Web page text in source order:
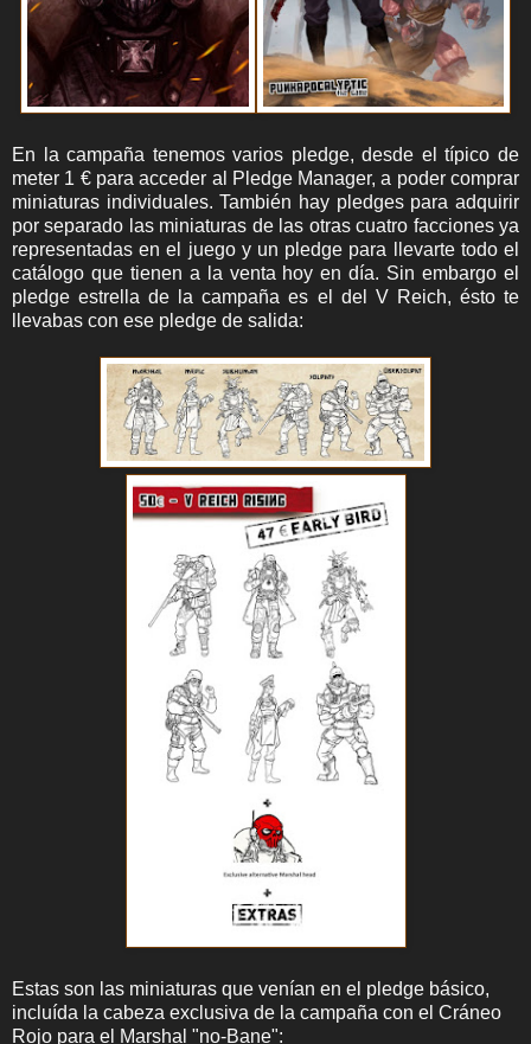
En la campaña tenemos varios pledge, desde el típico de
meter 1 € para acceder al Pledge Manager, a poder comprar
miniaturas individuales. También hay pledges para adquirir
por separado las miniaturas de las otras cuatro facciones ya
representadas en el juego y un pledge para llevarte todo el
catálogo que tienen a la venta hoy en día. Sin embargo el
pledge estrella de la campaña es el del V Reich, ésto te
llevabas con ese pledge de salida:
Estas son las miniaturas que venían en el pledge básico,
incluída la cabeza exclusiva de la campaña con el Cráneo
Rojo para el Marshal "no-Bane":